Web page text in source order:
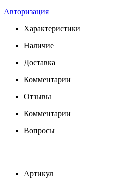
Авторизация
Характеристики
Наличие
Доставка
Комментарии
Отзывы
Комментарии
Вопросы
Артикул